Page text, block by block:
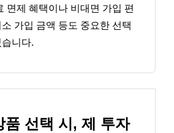
면제 혜택이나 비대면 가입 편
가입 금액 등도 중요한 선택
니다.
품 선택 시, 제 투자